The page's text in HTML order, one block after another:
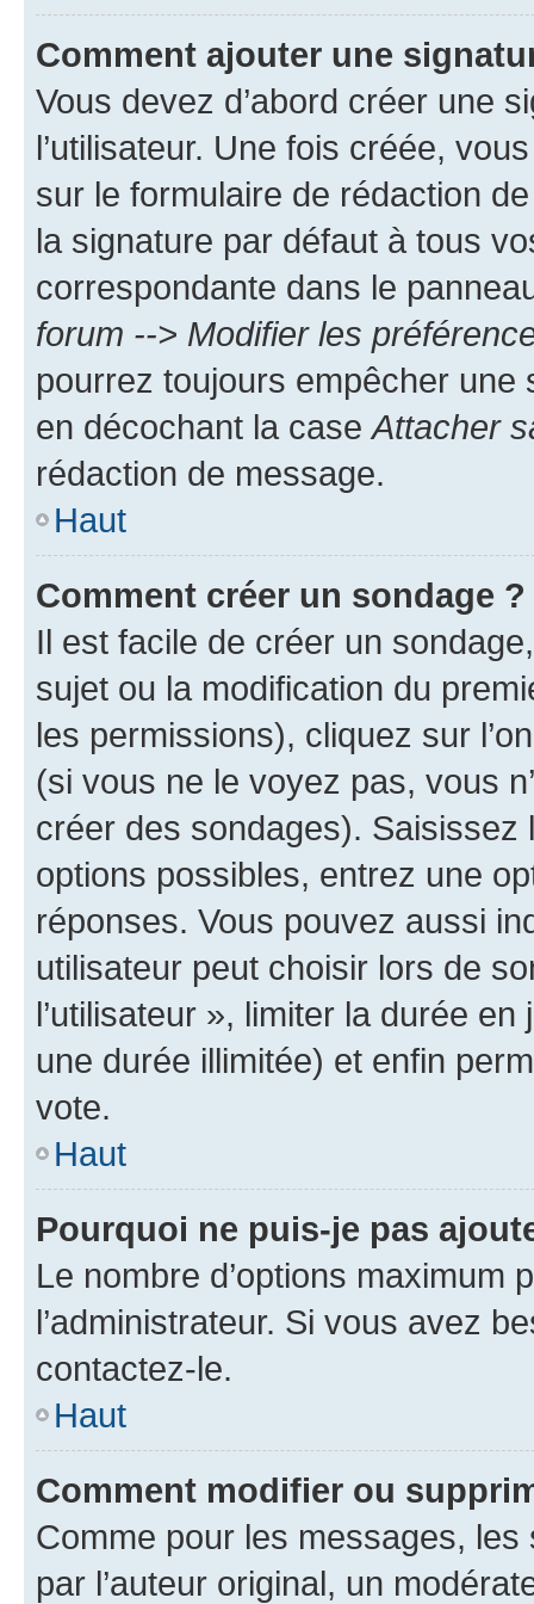
Comment ajouter une
Vous devez d’abord créer une
l’utilisateur. Une fois créée,
sur le formulaire de rédaction
la signature par défaut à tous
correspondante dans le
forum --> Modifier les
pourrez toujours empêcher une
en décochant la case Attacher
rédaction de message.
Haut
Comment créer un sondage ?
Il est facile de créer un
sujet ou la modification du
les permissions), cliquez sur
(si vous ne le voyez pas, vous
créer des sondages).
options possibles, entrez une
réponses. Vous pouvez aussi
utilisateur peut choisir lors de
l’utilisateur », limiter la durée
une durée illimitée) et enfin
vote.
Haut
Pourquoi ne puis-je pas
Le nombre d’options maximum
l’administrateur. Si vous avez
contactez-le.
Haut
Comment modifier ou
Comme pour les messages,
par l’auteur original, un